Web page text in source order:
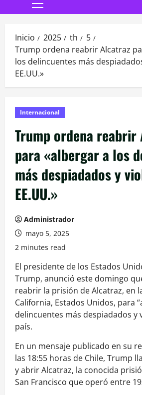
Menú
Inicio 2025 th
5
Trump ordena reabrir Alcatraz
los delincuentes más
EE.UU.»
Internacional
Trump ordena reabrir
para «albergar a los
más despiadados y
EE.UU.»
Administrador
mayo 5, 2025
2 minutes read
El presidente de los Estados
Trump, anunció este domingo
reabrir la prisión de Alcatraz, en
California, Estados Unidos, para
delincuentes más despiadados y
país.
En un mensaje publicado en su
las 18:55 horas de Chile, Trump
y abrir Alcatraz, la conocida
San Francisco que operó entre